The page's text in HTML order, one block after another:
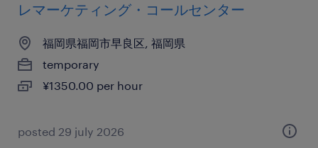
レマーケティング・コールセンター
福岡県福岡市早良区, 福岡県
temporary
¥1350.00 per hour
posted 29 july 2026